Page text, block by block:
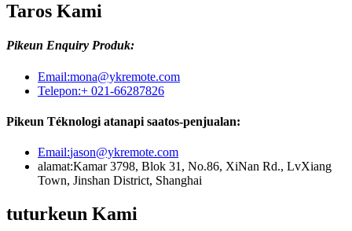
Taros Kami
Pikeun Enquiry Produk:
Email:mona@ykremote.com
Telepon:+ 021-66287826
Pikeun Téknologi atanapi saatos-penjualan:
Email:jason@ykremote.com
alamat:Kamar 3798, Blok 31, No.86, XiNan Rd., LvXiang
Town, Jinshan District, Shanghai
tuturkeun Kami